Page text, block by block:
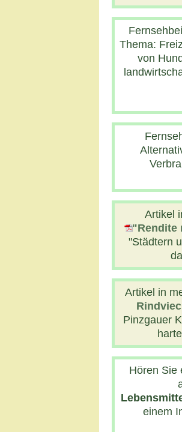
Thema:
von
Artikel
"Rendite
"Städtern
Artikel in
Pinzgauer
Hören Sie
einem